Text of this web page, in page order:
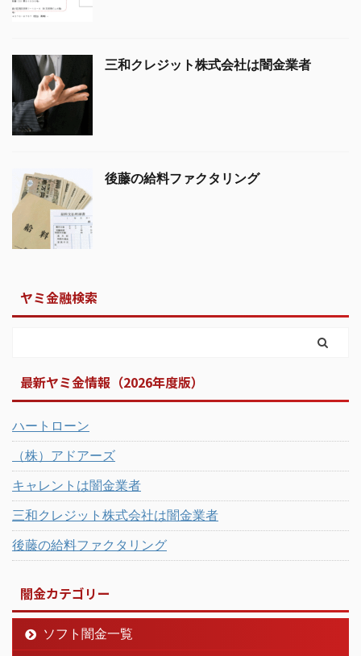
三和クレジット株式会社は闇金業者
後藤の給料ファクタリング
ヤミ金融検索
最新ヤミ金情報（2026年度版）
ハートローン
（株）アドアーズ
キャレントは闇金業者
三和クレジット株式会社は闇金業者
後藤の給料ファクタリング
闇金カテゴリー
ソフト闇金一覧